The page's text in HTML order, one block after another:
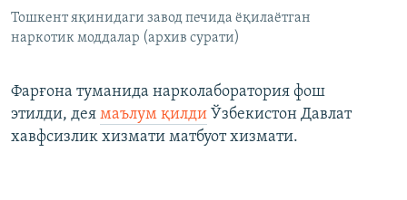
Тошкент яқинидаги завод печида ёқилаётган
наркотик моддалар (архив сурати)
Фарғона туманида нарколаборатория фош
этилди, дея маълум қилди Ўзбекистон Давлат
хавфсизлик хизмати матбуот хизмати.